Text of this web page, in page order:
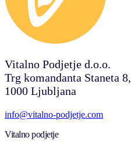
Vitalno Podjetje d.o.o.
Trg komandanta Staneta 8,
1000 Ljubljana
info@vitalno-podjetje.com
Vitalno podjetje